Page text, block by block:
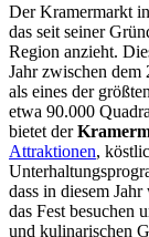
Der Kramermarkt in
das seit seiner
Region anzieht.
Jahr zwischen dem
als eines der
etwa 90.000
bietet der
Attraktionen,
dass in diesem
das Fest besuchen
und kulinarischen